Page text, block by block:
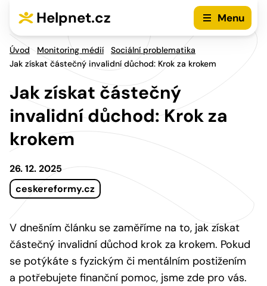
Helpnet.cz Menu
Úvod Monitoring médií
Sociální problematika
Jak získat částečný invalidní důchod: Krok za krokem
Jak získat částečný
invalidní důchod: Krok za
krokem
26. 12. 2025
ceskereformy.cz
V dnešním článku se zaměříme na to, jak získat
částečný invalidní důchod krok za krokem. Pokud
se potýkáte s fyzickým či mentálním postižením
a potřebujete finanční pomoc, jsme zde pro vás.